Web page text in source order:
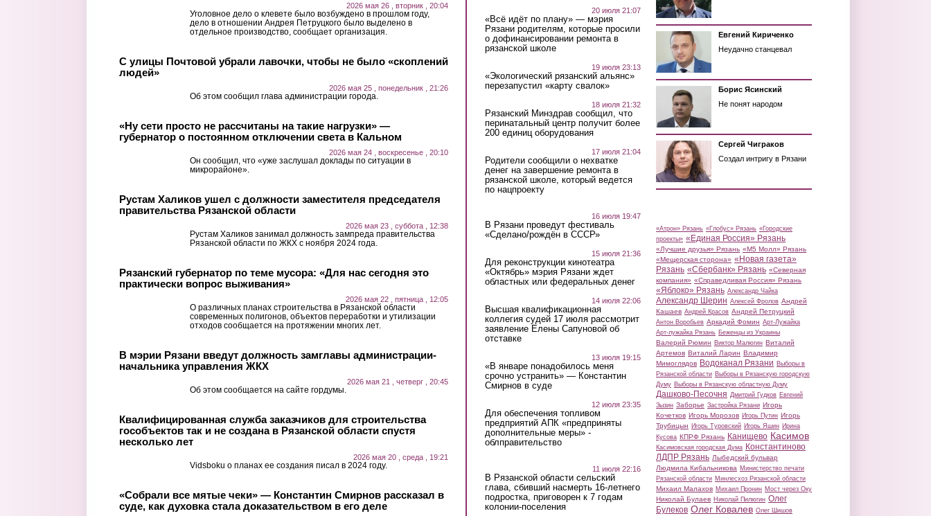
2026 мая 26 , вторник , 20:04
Уголовное дело о клевете было возбуждено в прошлом году,
дело в отношении Андрея Петруцкого было выделено в
отдельное производство, сообщает организация.
С улицы Почтовой убрали лавочки, чтобы не было «скоплений
людей»
2026 мая 25 , понедельник , 21:26
Об этом сообщил глава администрации города.
«Ну сети просто не рассчитаны на такие нагрузки» —
губернатор о постоянном отключении света в Кальном
2026 мая 24 , воскресенье , 20:10
Он сообщил, что «уже заслушал доклады по ситуации в
микрорайоне».
Рустам Халиков ушел с должности заместителя председателя
правительства Рязанской области
2026 мая 23 , суббота , 12:38
Рустам Халиков занимал должность зампреда правительства
Рязанской области по ЖКХ с ноября 2024 года.
Рязанский губернатор по теме мусора: «Для нас сегодня это
практически вопрос выживания»
2026 мая 22 , пятница , 12:05
О различных планах строительства в Рязанской области
современных полигонов, объектов переработки и утилизации
отходов сообщается на протяжении многих лет.
В мэрии Рязани введут должность замглавы администрации-
начальника управления ЖКХ
2026 мая 21 , четверг , 20:45
Об этом сообщается на сайте гордумы.
Квалифицированная служба заказчиков для строительства
гособъектов так и не создана в Рязанской области спустя
несколько лет
2026 мая 20 , среда , 19:21
Vidsboku о планах ее создания писал в 2024 году.
«Собрали все мятые чеки» — Константин Смирнов рассказал в
суде, как духовка стала доказательством в его деле
20 июля 21:07
«Всё идёт по плану» — мэрия
Рязани родителям, которые просили
о дофинансировании ремонта в
рязанской школе
19 июля 23:13
«Экологический рязанский альянс»
перезапустил «карту свалок»
18 июля 21:32
Рязанский Минздрав сообщил, что
перинатальный центр получит более
200 единиц оборудования
17 июля 21:04
Родители сообщили о нехватке
денег на завершение ремонта в
рязанской школе, который ведется
по нацпроекту
16 июля 19:47
В Рязани проведут фестиваль
«Сделано/рождён в СССР»
15 июля 21:36
Для реконструкции кинотеатра
«Октябрь» мэрия Рязани ждет
областных или федеральных денег
14 июля 22:06
Высшая квалификационная
коллегия судей 17 июля рассмотрит
заявление Елены Сапуновой об
отставке
13 июля 19:15
«В январе понадобилось меня
срочно устранить» — Константин
Смирнов в суде
12 июля 23:35
Для обеспечения топливом
предприятий АПК «предприняты
дополнительные меры» -
облправительство
11 июля 22:16
В Рязанской области сельский
глава, сбивший насмерть 16-летнего
подростка, приговорен к 7 годам
колонии-поселения
Евгений Кириченко
Неудачно станцевал
Борис Ясинский
Не понят народом
Сергей Чиграков
Создал интригу в Рязани
«Атрон» Рязань «Глобус» Рязань «Городские
проекты» «Единая Россия» Рязань
«Лучшие друзья» Рязань «М5 Молл» Рязань
«Мещерская сторона» «Новая газета»
Рязань «Сбербанк» Рязань «Северная
компания» «Справедливая Россия» Рязань
«Яблоко» Рязань Александр Чайка
Александр Шерин Алексей Фролов Андрей
Кашаев Андрей Красов Андрей Петруцкий
Антон Воробьев Аркадий Фомин Арт-Лужайка
Арт-лужайка Рязань Беженцы из Украины
Валерий Рюмин Виктор Малюгин Виталий
Артемов Виталий Ларин Владимир
Мимоглядов Водоканал Рязани Выборы в
Рязанской области Выборы в Рязанскую городскую
Думу Выборы в Рязанскую областную Думу
Дашково-Песочня Дмитрий Гудков Евгений
Зызин Заборье Застройка Рязани Игорь
Кочетков Игорь Морозов Игорь Путин Игорь
Трубицын Игорь Туровский Игорь Яшин Ирина
Кусова КПРФ Рязань Канищево Касимов
Касимовская городская Дума Константиново
ЛДПР Рязань Лыбедский бульвар
Людмила Кибальникова Министерство печати
Рязанской области Минлесхоз Рязанской области
Михаил Малахов Михаил Пронин Мост через Оку
Николай Булаев Николай Пилюгин Олег
Булеков Олег Ковалев Олег Шишов